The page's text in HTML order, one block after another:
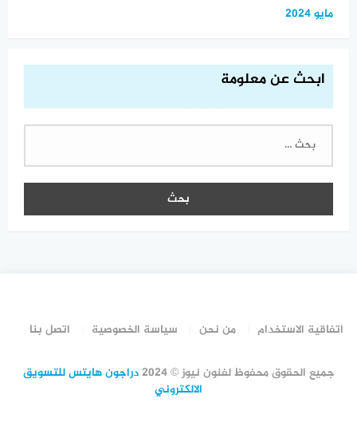
مايو 2024
ابحث عن معلومة
البحث
اتفاقية الاستخدام من نحن سياسة الخصوصية اتصل بنا
جميع الحقوق محفوظ لفنون نيوز © 2024
دراجون هايتس للتسويق
الالكتروني